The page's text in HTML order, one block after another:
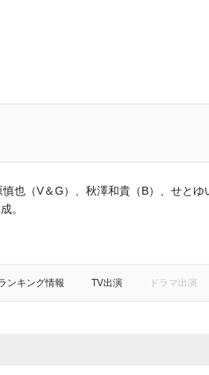
也（V＆G）、秋澤和貴（B）、せとゆ
。
ンキング情報 TV出演 ドラマ出演